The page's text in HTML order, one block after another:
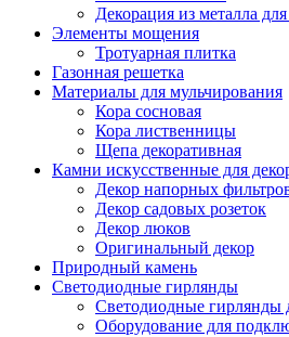
Декорация из металла
Элементы мощения
Тротуарная плитка
Газонная решетка
Материалы для мульчирования
Кора сосновая
Кора лиственницы
Щепа декоративная
Камни искусственные для
Декор напорных
Декор садовых розеток
Декор люков
Оригинальный декор
Природный камень
Светодиодные гирлянды
Светодиодные гирлянды
Оборудование для